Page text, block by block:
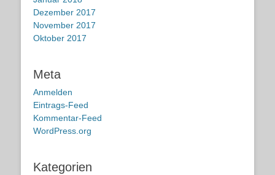
Dezember 2017
November 2017
Oktober 2017
Meta
Anmelden
Eintrags-Feed
Kommentar-Feed
WordPress.org
Kategorien